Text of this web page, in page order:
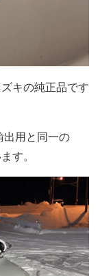
キの純正品です
出用と同一の
す。